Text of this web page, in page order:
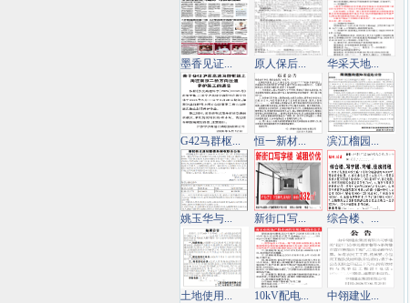
墨香见证... 原人保后... 华采天地...
G42马群枢... 恒一新材... 滨江榴园...
姚玉华与... 新街口写... 综合楼、...
土地使用... 10kV配电... 中翎建业...